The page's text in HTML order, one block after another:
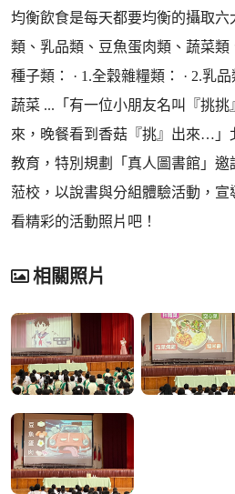
均衡飲食是每天都要均衡的攝取
類、乳品類、豆魚蛋肉類、蔬菜
種子類： · 1.全穀雜糧類： · 2.乳
蔬菜 ...「有一位小朋友名叫『挑
來，晚餐看到香菇『挑』出來…」
教育，特別規劃「真人圖書館」
蒞校，以說書與分組體驗活動，
看精彩的活動照片吧！
相關照片